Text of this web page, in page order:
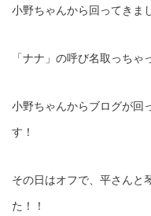
小野ちゃんから回ってきま
「ナナ」の呼び名取っちゃ
小野ちゃんからブログが回
す！
その日はオフで、平さんと
た！！